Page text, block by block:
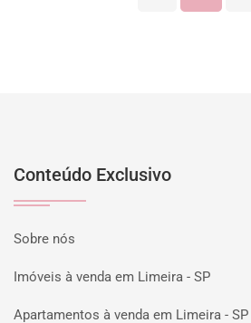
Conteúdo Exclusivo
Sobre nós
Imóveis à venda em Limeira - SP
Apartamentos à venda em Limeira - SP